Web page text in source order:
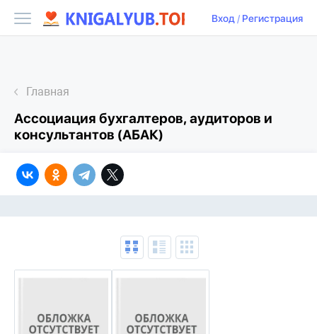
Вход/ Регистрация
Главная
Ассоциация бухгалтеров, аудиторов и
консультантов (АБАК)